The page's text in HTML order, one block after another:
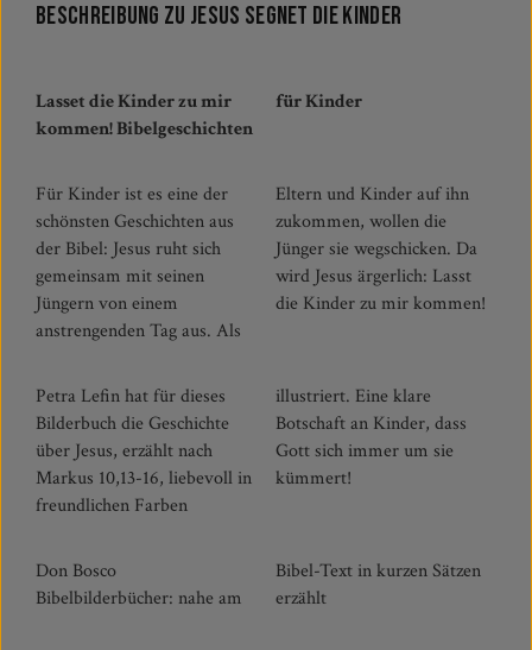
Beschreibung zu Jesus segnet die Kinder
Lasset die Kinder zu mir
kommen! Bibelgeschichten
für Kinder
Für Kinder ist es eine der
schönsten Geschichten aus
der Bibel: Jesus ruht sich
gemeinsam mit seinen
Jüngern von einem
anstrengenden Tag aus. Als
Eltern und Kinder auf ihn
zukommen, wollen die
Jünger sie wegschicken. Da
wird Jesus ärgerlich: Lasst
die Kinder zu mir kommen!
Petra Lefin hat für dieses
Bilderbuch die Geschichte
über Jesus, erzählt nach
Markus 10,13-16, liebevoll in
freundlichen Farben
illustriert. Eine klare
Botschaft an Kinder, dass
Gott sich immer um sie
kümmert!
Don Bosco
Bibelbilderbücher: nahe am
Bibel-Text in kurzen Sätzen
erzählt